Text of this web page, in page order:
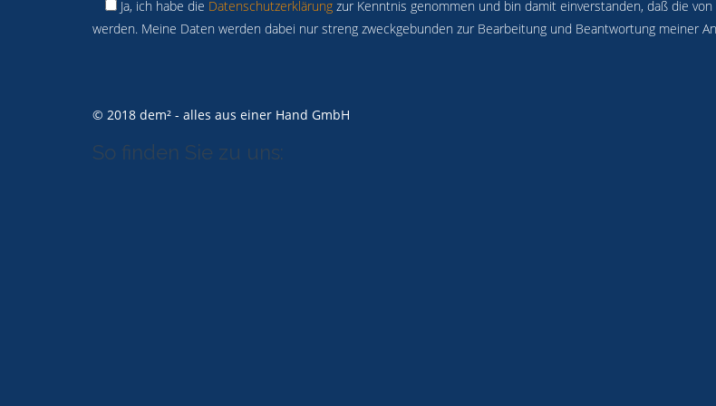
Ja, ich habe die Datenschutzerklärung zur Kenntnis genommen und bin damit einverstanden, daß die
werden. Meine Daten werden dabei nur streng zweckgebunden zur Bearbeitung und Beantwortung meiner
© 2018 dem² - alles aus einer Hand GmbH
So finden Sie zu uns: